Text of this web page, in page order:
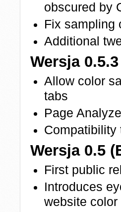
obscured by
Fix sampling
Additional
Wersja
Allow color
tabs
Page
Compatibility
Wersja 0.5
First public
Introduces
website